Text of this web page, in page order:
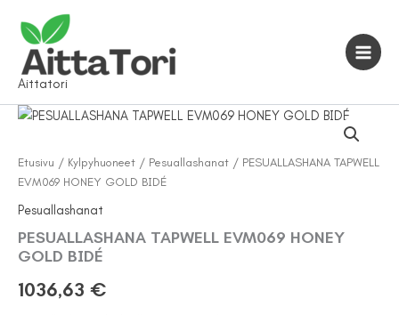
sisältöön
Aittatori
Etusivu / Kylpyhuoneet / Pesuallashanat / PESUALLASHANA TAPWELL
EVM069 HONEY GOLD BIDÉ
Pesuallashanat
PESUALLASHANA TAPWELL EVM069 HONEY
GOLD BIDÉ
1036,63 €